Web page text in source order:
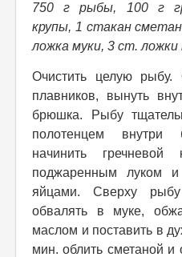
750 г рыбы, 100 г
крупы, 1 стакан
ложка муки, 3 ст. ложки
Очистить целую рыбу.
плавников, вынуть
брюшка. Рыбу
полотенцем
начинить
поджаренным луком
яйцами. Сверху
обвалять в муке,
маслом и поставить в
мин. облить сметаной и